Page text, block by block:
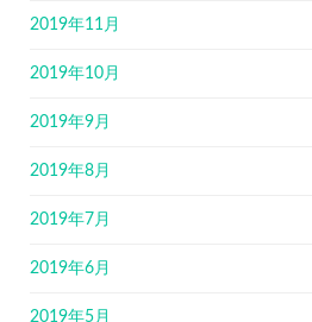
2019年11月
2019年10月
2019年9月
2019年8月
2019年7月
2019年6月
2019年5月